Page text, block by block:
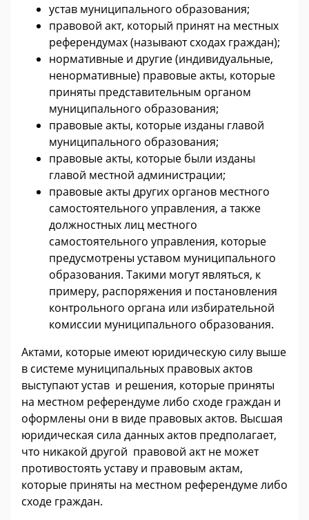
устав муниципального образования;
правовой акт, который принят на местных
референдумах (называют сходах граждан);
нормативные и другие (индивидуальные,
ненормативные) правовые акты, которые
приняты представительным органом
муниципального образования;
правовые акты, которые изданы главой
муниципального образования;
правовые акты, которые были изданы
главой местной администрации;
правовые акты других органов местного
самостоятельного управления, а также
должностных лиц местного
самостоятельного управления, которые
предусмотрены уставом муниципального
образования. Такими могут являться, к
примеру, распоряжения и постановления
контрольного органа или избирательной
комиссии муниципального образования.
Актами, которые имеют юридическую силу выше
в системе муниципальных правовых актов
выступают устав и решения, которые приняты
на местном референдуме либо сходе граждан и
оформлены они в виде правовых актов. Высшая
юридическая сила данных актов предполагает,
что никакой другой правовой акт не может
противостоять уставу и правовым актам,
которые приняты на местном референдуме либо
сходе граждан.